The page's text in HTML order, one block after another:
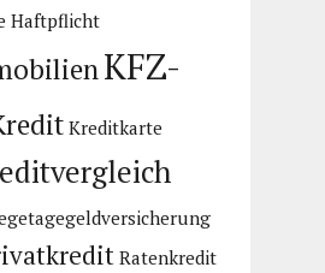
Haftpflicht
KFZ-
Kreditkarte
Ratenkredit